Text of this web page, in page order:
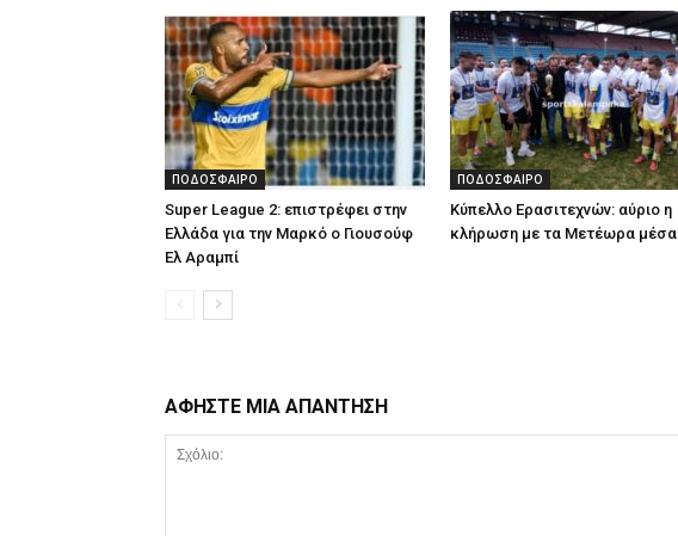
ΠΟΔΟΣΦΑΙΡΟ
Super League 2: επιστρέφει στην
Ελλάδα για την Μαρκό ο Γιουσούφ
Ελ Αραμπί
ΠΟΔΟΣΦΑΙΡΟ
Κύπελλο Ερασιτεχνών: αύριο η
κλήρωση με τα Μετέωρα μέσα
ΑΦΗΣΤΕ ΜΙΑ ΑΠΑΝΤΗΣΗ